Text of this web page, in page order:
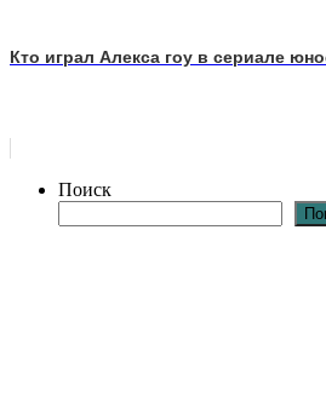
Кто играл Алекса гоу в сериале
Поиск